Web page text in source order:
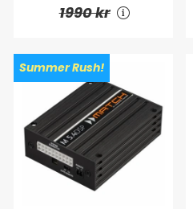
1990 kr
Summer Rush!